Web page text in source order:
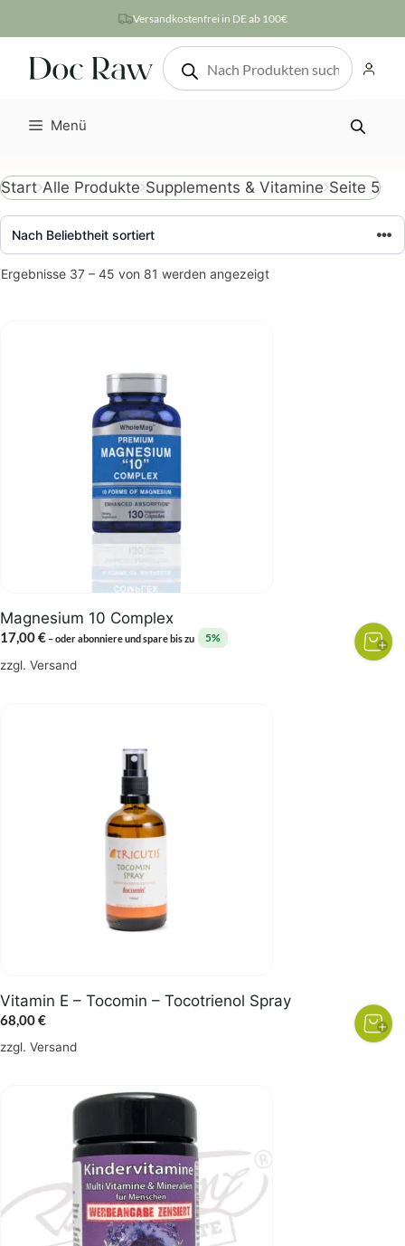
Inhalt
springen
Versandkostenfrei in DE ab 100€
Products
search
Menü
Start Alle Produkte Supplements & Vitamine Seite 5
Ergebnisse 37 – 45 von 81 werden angezeigtNach
Magnesium 10 Complex
17,00€ –oder abonniere und spare bis zu 5%
zzgl. Versand
Vitamin E – Tocomin – Tocotrienol Spray
68,00€
zzgl. Versand